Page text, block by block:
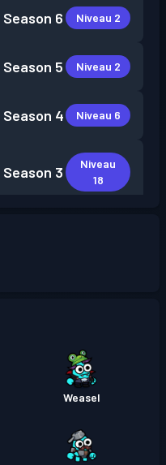
Season 6 Niveau 2
Season 5 Niveau 2
Season 4 Niveau 6
Season 3
Niveau
18
Weasel